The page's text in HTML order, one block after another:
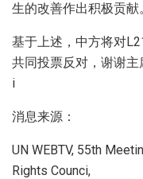
生的改善作出积极贡献
基于上述，中方将对
共同投票反对，谢谢主
i
消息来源：
UN WEBTV, 55th
Rights Counci,